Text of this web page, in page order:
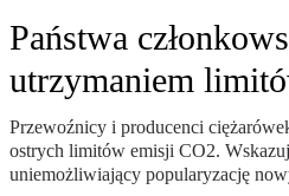
Państwa
utrzymaniem
Przewoźnicy i producenci
ostrych limitów emisji CO2.
uniemożliwiający popularyzację